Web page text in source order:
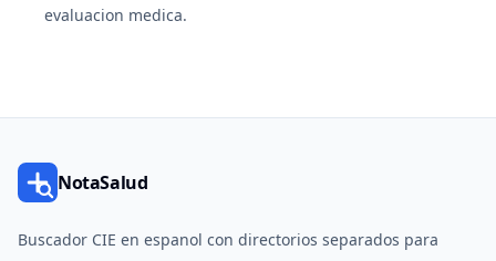
evaluacion medica.
NotaSalud
Buscador CIE en espanol con directorios separados para